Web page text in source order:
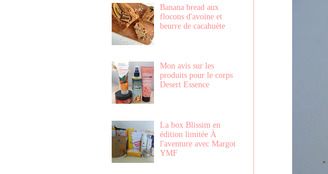
Banana bread aux
flocons d'avoine et
beurre de cacahuète
Mon avis sur les
produits pour le corps
Desert Essence
La box Blissim en
édition limitée À
l'aventure avec Margot
YMF